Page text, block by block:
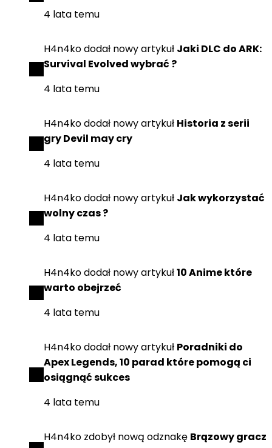
4 lata temu
H4n4kododał nowy artykuł Jaki DLC do ARK:
Survival Evolved wybrać ?
4 lata temu
H4n4kododał nowy artykuł Historia z serii
gry Devil may cry
4 lata temu
H4n4kododał nowy artykuł Jak wykorzystać
wolny czas ?
4 lata temu
H4n4kododał nowy artykuł10 Anime które
warto obejrzeć
4 lata temu
H4n4kododał nowy artykuł Poradniki do
Apex Legends, 10 parad które pomogą ci
osiągnąć sukces
4 lata temu
H4n4ko zdobył nową odznakę Brązowy gracz